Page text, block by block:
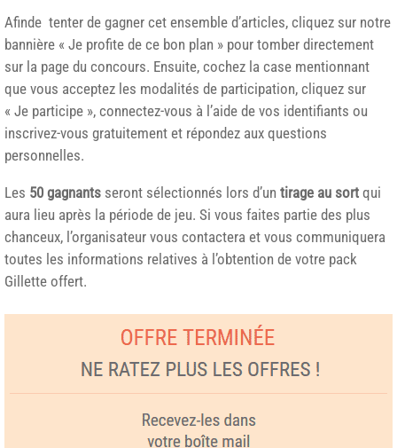
Afinde tenter de gagner cet ensemble d’articles, cliquez sur notre
bannière « Je profite de ce bon plan » pour tomber directement
sur la page du concours. Ensuite, cochez la case mentionnant
que vous acceptez les modalités de participation, cliquez sur
« Je participe », connectez-vous à l’aide de vos identifiants ou
inscrivez-vous gratuitement et répondez aux questions
personnelles.
Les 50 gagnants seront sélectionnés lors d’un tirage au sort qui
aura lieu après la période de jeu. Si vous faites partie des plus
chanceux, l’organisateur vous contactera et vous communiquera
toutes les informations relatives à l’obtention de votre pack
Gillette offert.